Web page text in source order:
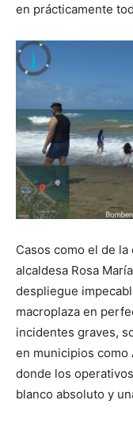
en prácticamente
Casos como el de
alcaldesa Rosa
despliegue
macroplaza en
incidentes graves,
en municipios como
donde los
blanco absoluto y